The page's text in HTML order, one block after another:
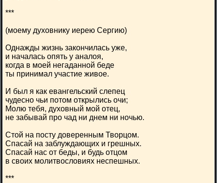
***
(моему духовнику иерею Сергию)
Однажды жизнь закончилась уже,
и началась опять у аналоя,
когда в моей негаданной беде
ты принимал участие живое.
И был я как евангельский слепец
чудесно чьи потом открылись очи;
Молю тебя, духовный мой отец,
не забывай про чад ни днем ни ночью.
Стой на посту доверенным Творцом.
Спасай на заблуждающих и грешных.
Спасай нас от беды, и будь отцом
в своих молитвословиях неспешных.
***